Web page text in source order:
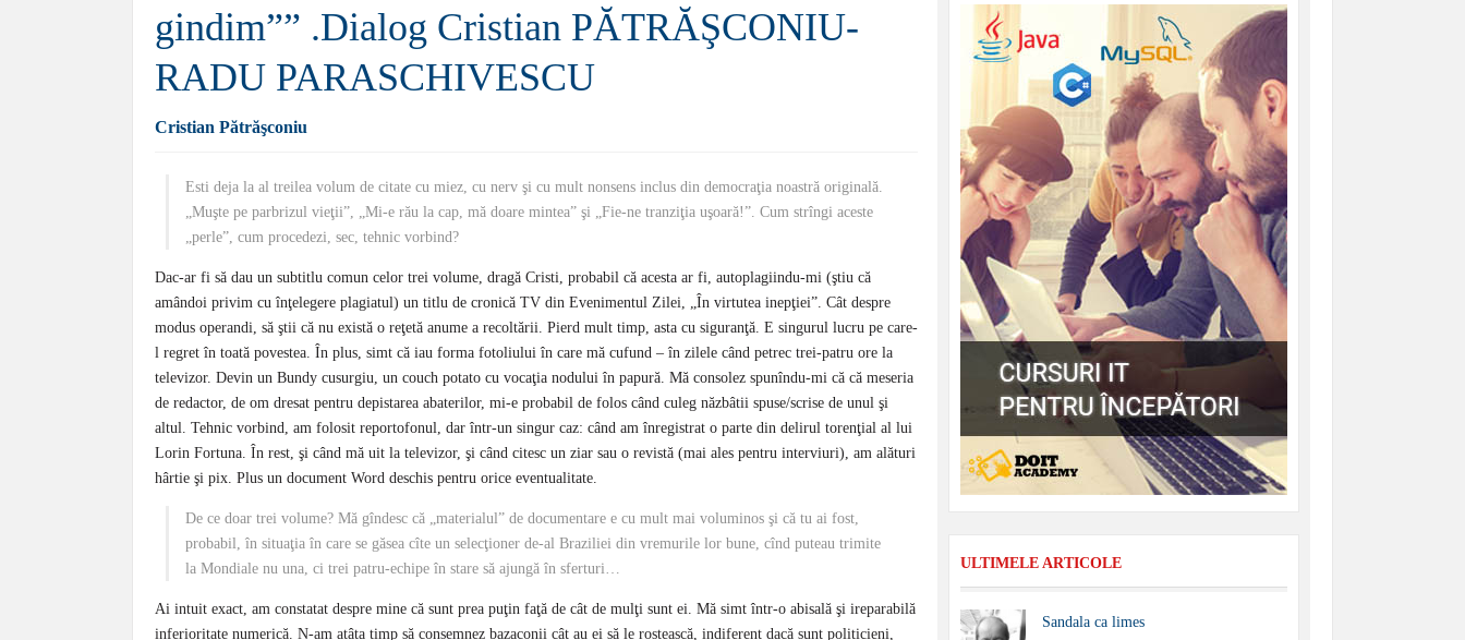
gindim”” .Dialog Cristian PĂTRĂŞCONIU-
RADU PARASCHIVESCU
Cristian Pătrăşconiu
Esti deja la al treilea volum de citate cu miez, cu nerv şi cu mult nonsens inclus din democraţia noastră originală.
„Muşte pe parbrizul vieţii”, „Mi-e rău la cap, mă doare mintea” şi „Fie-ne tranziţia uşoară!”. Cum strîngi aceste
„perle”, cum procedezi, sec, tehnic vorbind?
Dac-ar fi să dau un subtitlu comun celor trei volume, dragă Cristi, probabil că acesta ar fi, autoplagiindu-mi (ştiu că
amândoi privim cu înţelegere plagiatul) un titlu de cronică TV din Evenimentul Zilei, „În virtutea inepţiei”. Cât despre
modus operandi, să ştii că nu există o reţetă anume a recoltării. Pierd mult timp, asta cu siguranţă. E singurul lucru pe care-
l regret în toată povestea. În plus, simt că iau forma fotoliului în care mă cufund – în zilele când petrec trei-patru ore la
televizor. Devin un Bundy cusurgiu, un couch potato cu vocaţia nodului în papură. Mă consolez spunîndu-mi că că meseria
de redactor, de om dresat pentru depistarea abaterilor, mi-e probabil de folos când culeg năzbâtii spuse/scrise de unul şi
altul. Tehnic vorbind, am folosit reportofonul, dar într-un singur caz: când am înregistrat o parte din delirul torenţial al lui
Lorin Fortuna. În rest, şi când mă uit la televizor, şi când citesc un ziar sau o revistă (mai ales pentru interviuri), am alături
hârtie şi pix. Plus un document Word deschis pentru orice eventualitate.
De ce doar trei volume? Mă gîndesc că „materialul” de documentare e cu mult mai voluminos şi că tu ai fost,
probabil, în situaţia în care se găsea cîte un selecţioner de-al Braziliei din vremurile lor bune, cînd puteau trimite
la Mondiale nu una, ci trei patru-echipe în stare să ajungă în sferturi…
Ai intuit exact, am constatat despre mine că sunt prea puţin faţă de cât de mulţi sunt ei. Mă simt într-o abisală şi ireparabilă
inferioritate numerică. N-am atâta timp să consemnez bazaconii cât au ei să le rostească, indiferent dacă sunt politicieni,
ULTIMELE ARTICOLE
Sandala ca limes